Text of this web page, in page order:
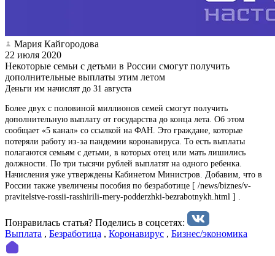
Мария Кайгородова
22 июля 2020
Некоторые семьи с детьми в России смогут получить
дополнительные выплаты этим летом
Деньги им начислят до 31 августа
Более двух с половиной миллионов семей смогут получить
дополнительную выплату от государства до конца лета. Об этом
сообщает «5 канал» со ссылкой на ФАН. Это граждане, которые
потеряли работу из-за пандемии коронавируса. То есть выплаты
полагаются семьям с детьми, в которых отец или мать лишились
должности. По три тысячи рублей выплатят на одного ребенка.
Начисления уже утверждены Кабинетом Министров. Добавим, что в
России также увеличены пособия по безработице [ /news/biznes/v-
pravitelstve-rossii-rasshirili-mery-podderzhki-bezrabotnykh.html ] .
Понравилась статья? Поделиcь в соцсетях:
Выплата , Безработица , Коронавирус , Бизнес/экономика